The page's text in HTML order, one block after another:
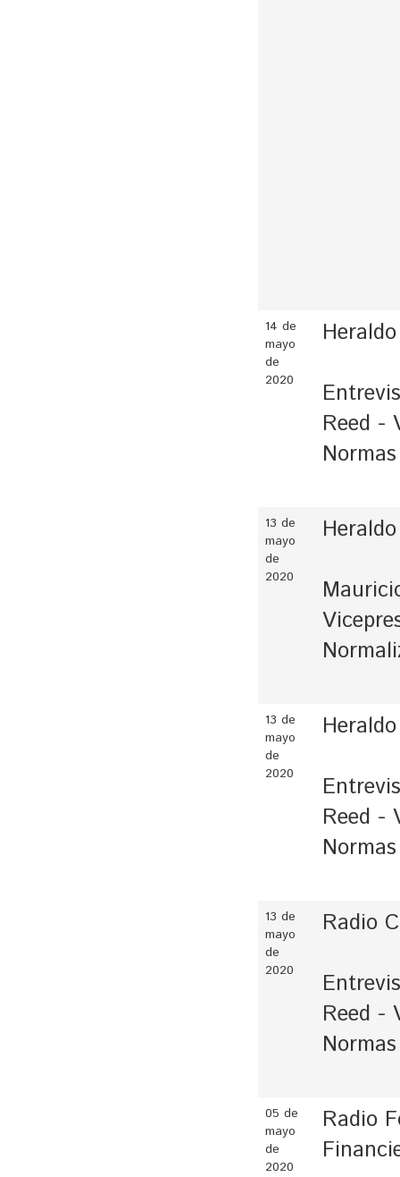
14 de
mayo
de
2020
Reed -
13 de
mayo
de
2020
13 de
mayo
de
2020
Reed -
13 de
mayo
de
2020
Radio
Reed -
05 de
mayo
de
2020
Radio